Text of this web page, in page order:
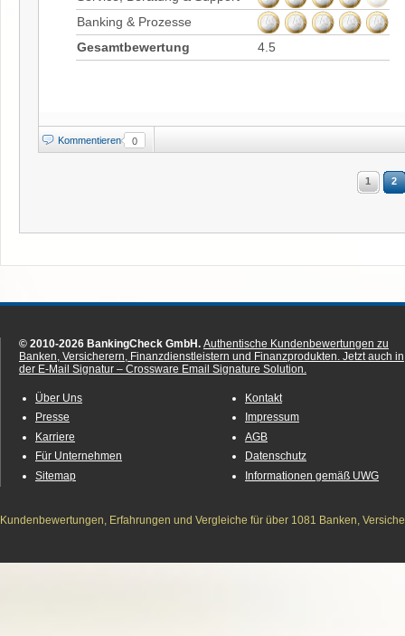
Banking & Prozesse
Gesamtbewertung
4.5
Kommentieren 0
1 2
© 2010-2026 BankingCheck GmbH. Authentische Kundenbewertungen zu
Banken, Versicherern, Finanzdienstleistern und Finanzprodukten. Jetzt auch in
der E-Mail Signatur – Crossware Email Signature Solution.
Über Uns
Presse
Karriere
Für Unternehmen
Sitemap
Kontakt
Impressum
AGB
Datenschutz
Informationen gemäß UWG
Kundenbewertungen, Erfahrungen und Vergleiche für über 1081 Banken,